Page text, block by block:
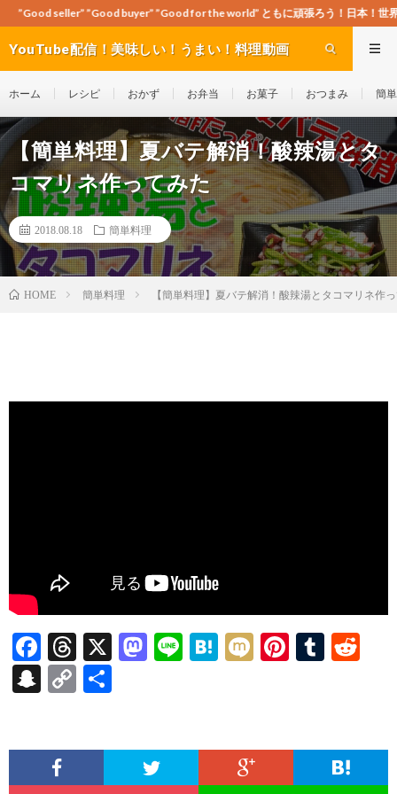
buyer” ”Good for the world” ともに頑張ろう！日本！世界！
YouTube配信！美味しい！うまい！料理動画
ホーム レシピ おかず お弁当 お菓子 おつまみ 簡
【簡単料理】夏バテ解消！酸辣湯とタ
コマリネ作ってみた
2018.08.18 簡単料理
HOME 簡単料理 【簡単料理】夏バテ解消！酸辣湯とタコマリネ作
F
ac
e
o
T
hr
ea
X
M
o
Li H
a
M Pi
t
T
r
t
S
pc
C